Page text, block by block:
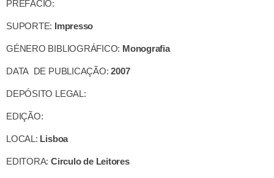
PREFÁCIO:
SUPORTE: Impresso
GÉNERO BIBLIOGRÁFICO: Monografia
DATA DE PUBLICAÇÃO:2007
DEPÓSITO LEGAL:
EDIÇÃO:
LOCAL: Lisboa
EDITORA: Circulo de Leitores